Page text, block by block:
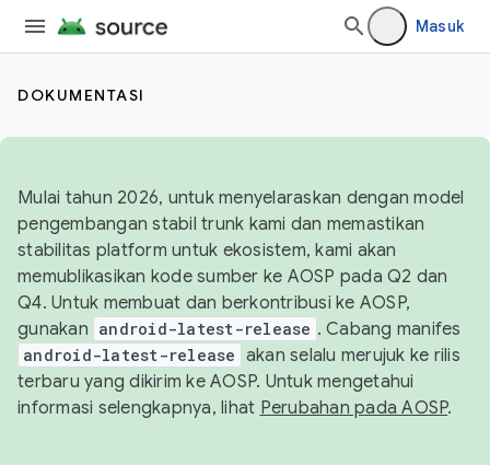
Masuk
DOKUMENTASI
Mulai tahun 2026, untuk menyelaraskan dengan model
pengembangan stabil trunk kami dan memastikan
stabilitas platform untuk ekosistem, kami akan
memublikasikan kode sumber ke AOSP pada Q2 dan
Q4. Untuk membuat dan berkontribusi ke AOSP,
gunakan android-latest-release . Cabang manifes
android-latest-release akan selalu merujuk ke rilis
terbaru yang dikirim ke AOSP. Untuk mengetahui
informasi selengkapnya, lihat Perubahan pada AOSP.